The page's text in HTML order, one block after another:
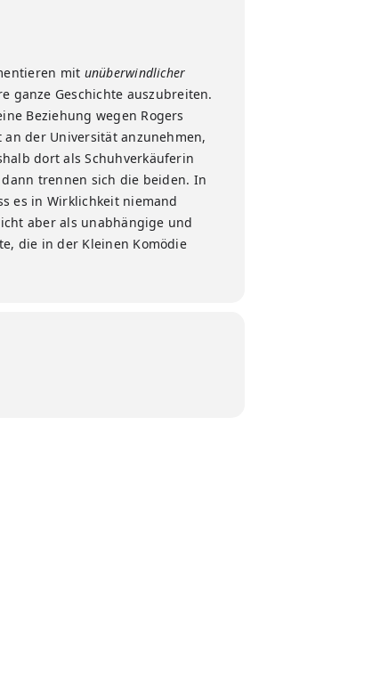
mit unüberwindlicher
ganze Geschichte auszubreiten.
Beziehung wegen Rogers
der Universität anzunehmen,
dort als Schuhverkäuferin
trennen sich die beiden. In
es in Wirklichkeit niemand
aber als unabhängige und
die in der Kleinen Komödie